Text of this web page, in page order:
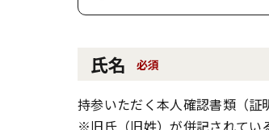
氏名 必須
持参いただく本人確認書類（証
※旧氏（旧姓）が併記されてい